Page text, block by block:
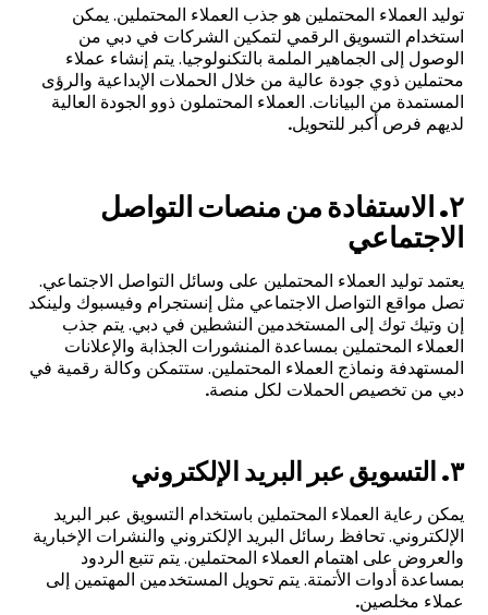
توليد العملاء المحتملين هو جذب العملاء المحتملين. يمكن
استخدام التسويق الرقمي لتمكين الشركات في دبي من
الوصول إلى الجماهير الملمة بالتكنولوجيا. يتم إنشاء عملاء
محتملين ذوي جودة عالية من خلال الحملات الإبداعية والرؤى
المستمدة من البيانات. العملاء المحتملون ذوو الجودة العالية
لديهم فرص أكبر للتحويل.
٢. الاستفادة من منصات التواصل
الاجتماعي
يعتمد توليد العملاء المحتملين على وسائل التواصل الاجتماعي.
تصل مواقع التواصل الاجتماعي مثل إنستجرام وفيسبوك ولينكد
إن وتيك توك إلى المستخدمين النشطين في دبي. يتم جذب
العملاء المحتملين بمساعدة المنشورات الجذابة والإعلانات
المستهدفة ونماذج العملاء المحتملين. ستتمكن وكالة رقمية في
دبي من تخصيص الحملات لكل منصة.
٣. التسويق عبر البريد الإلكتروني
يمكن رعاية العملاء المحتملين باستخدام التسويق عبر البريد
الإلكتروني. تحافظ رسائل البريد الإلكتروني والنشرات الإخبارية
والعروض على اهتمام العملاء المحتملين. يتم تتبع الردود
بمساعدة أدوات الأتمتة. يتم تحويل المستخدمين المهتمين إلى
عملاء مخلصين.